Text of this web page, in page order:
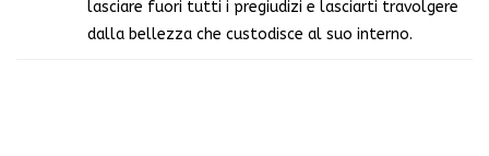
lasciare fuori tutti i pregiudizi e lasciarti travolgere
dalla bellezza che custodisce al suo interno.